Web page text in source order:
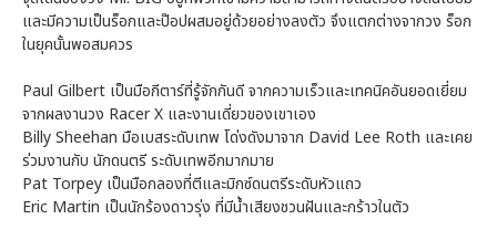
และมีความเป็นร็อกและป๊อปผสมอยู่ด้วยอย่างลงตัว จึงแตกต่างจากวง ร็อก
ในยุคนั้นพอสมควร
Paul Gilbert เป็นมือกีตาร์ที่รู้จักกันดี จากความเร็วและเทคนิคอันยอดเยี่ยม
จากผลงานวง Racer X และงานเดี่ยวของเขาเอง
Billy Sheehan มือเบสระดับเทพ โด่งดังมาจาก David Lee Roth และเคย
ร่วมงานกับ นักดนตรี ระดับเทพอีกมากมาย
Pat Torpey เป็นมือกลองที่ตีและมิกซ์ดนตรีระดับหัวแถว
Eric Martin เป็นนักร้องดาวรุ่ง ที่มีน้ำเสียงชวนฝันและกร้าวในตัว